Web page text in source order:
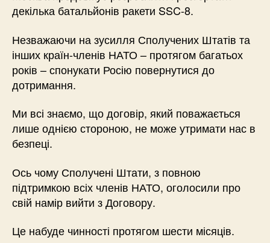
декілька батальйонів ракети SSC-8.
Незважаючи на зусилля Сполучених Штатів та
інших країн-членів НАТО – протягом багатьох
років – спонукати Росію повернутися до
дотримання.
Ми всі знаємо, що договір, який поважається
лише однією стороною, не може утримати нас в
безпеці.
Ось чому Сполучені Штати, з повною
підтримкою всіх членів НАТО, оголосили про
свій намір вийти з Договору.
Це набуде чинності протягом шести місяців.